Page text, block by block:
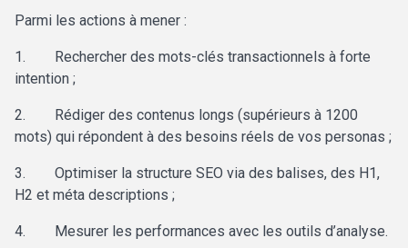
Parmi les actions à mener :
1. Rechercher des mots-clés transactionnels à forte
intention ;
2. Rédiger des contenus longs (supérieurs à 1200
mots) qui répondent à des besoins réels de vos personas ;
3. Optimiser la structure SEO via des balises, des H1,
H2 et méta descriptions ;
4. Mesurer les performances avec les outils d’analyse.